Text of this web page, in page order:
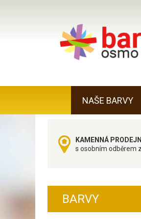
NAŠE BARVY
KAMENNÁ
s osobním odběrem
BARVY